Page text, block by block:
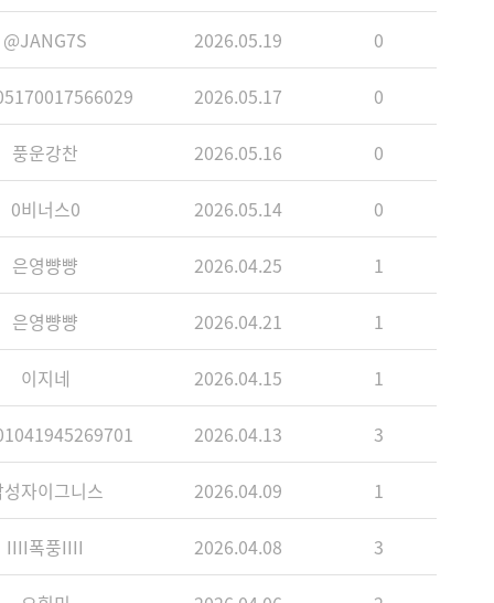
@JANG7S 2026.05.19 0
2026.05.17 0
풍운강찬 2026.05.16 0
0비너스0 2026.05.14 0
은영뺭뺭 2026.04.25 1
은영뺭뺭 2026.04.21 1
이지네 2026.04.15 1
2026.04.13 3
자이그니스 2026.04.09 1
IIII폭풍IIII 2026.04.08 3